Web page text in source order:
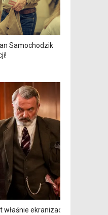
Samochodzik
ekranizacja